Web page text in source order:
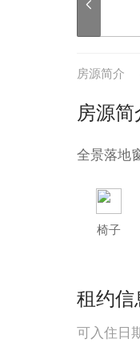
房源简介
房源简
全景落地
椅子
冰箱
租约信
可入住日